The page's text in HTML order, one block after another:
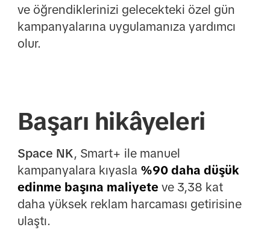
ve öğrendiklerinizi gelecekteki özel gün
kampanyalarına uygulamanıza yardımcı
olur.
Başarı hikâyeleri
Space NK, Smart+ ile manuel
kampanyalara kıyasla %90 daha düşük
edinme başına maliyete ve 3,38 kat
daha yüksek reklam harcaması getirisine
ulaştı.